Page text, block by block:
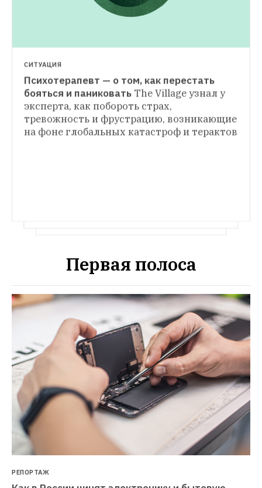
ИНОСТРАННЫЙ ОПЫТ
Как защитить толпу от террориста на
грузовикеЧто делают в Испании,
КАК ЭТО РАБОТАЕТ
Как работает система
антитеррористической безопасности в
метроСколько стоит система
видеонаблюдения подземки и какой удар
СИТУАЦИЯ
Психотерапевт — о том, как перестать
бояться и паниковать The Village узнал у
эксперта, как побороть страх,
тревожность и фрустрацию, возникающие
на фоне глобальных катастроф и терактов
Первая полоса
РЕПОРТАЖ